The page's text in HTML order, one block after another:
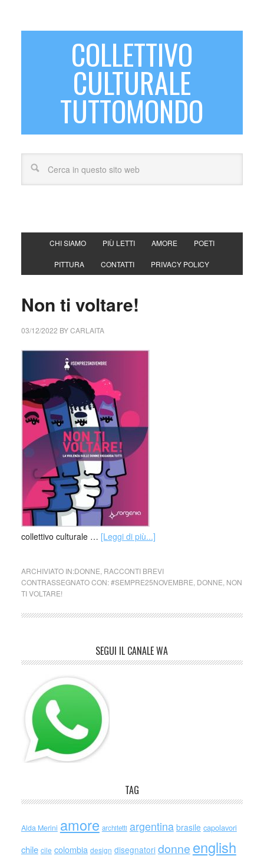
COLLETTIVO
CULTURALE
TUTTOMONDO
CHI SIAMO PIÙ LETTI AMORE POETI
PITTURA CONTATTI PRIVACY POLICY
Non ti voltare!
03/12/2022 BYCARLAITA
collettivo culturale … [Leggi di più...]
ARCHIVIATO IN:DONNE RACCONTI BREVI
CONTRASSEGNATO CON:#SEMPRE25NOVEMBRE DONNE NON
TI VOLTARE!
SEGUI IL CANALE WA
TAG
Alda Merini amore architetti argentina brasile capolavori
chile cile colombia design disegnatori donne english